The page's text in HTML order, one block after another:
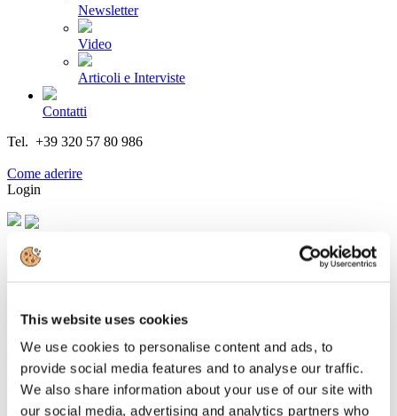
This website uses cookies
We use cookies to personalise content and ads, to
provide social media features and to analyse our traffic.
We also share information about your use of our site with
our social media, advertising and analytics partners who
Newsletter
Video
Articoli e Interviste
Contatti
Tel. +39 320 57 80 986
Come aderire
Login
Cerca...
PARTIRÀ SABATO 1° APRILE DALLA
DARSENA DEL SALONE NAUTICO DI
GENOVA LA CIRCUMNAVIGAZIONE